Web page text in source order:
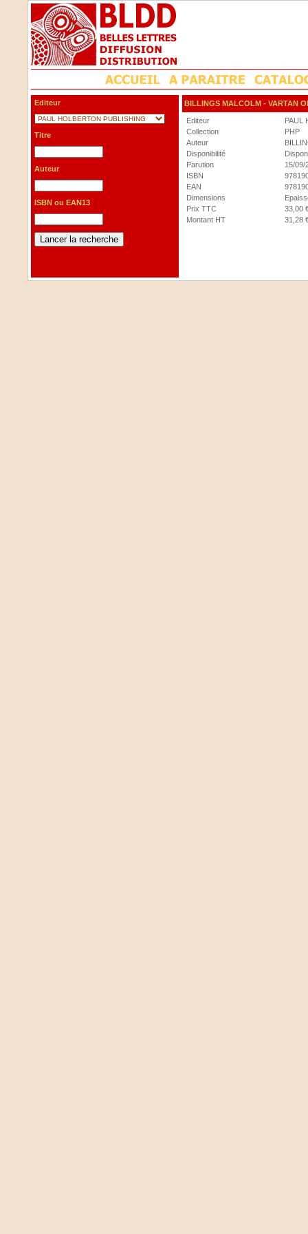
Editeur
Titre
Auteur
ISBN ou EAN13
BILLINGS MALCOLM - VARTAN
Editeur
PAUL
Collection
PHP
Auteur
Disponibilité
Parution
15/09/
ISBN
EAN
Dimensions
Prix TTC
33,00
Montant HT
31,28